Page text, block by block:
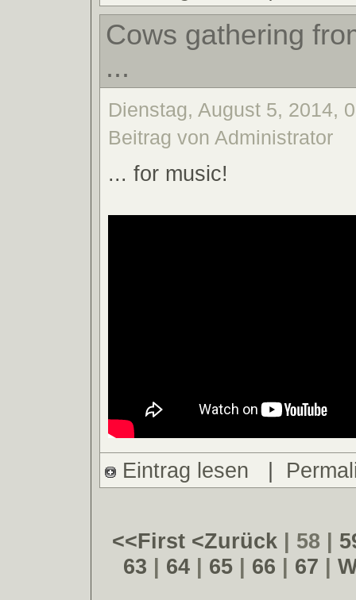
Cows gathering
...
Dienstag, August 5, 2014,
Beitrag von Administrator
... for music!
Eintrag lesen |
<<First <Zurück | 58 |
63 | 64 | 65 | 66 | 67 |